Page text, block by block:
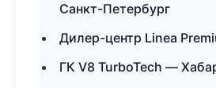
Санкт-Петербург
Дилер-центр Linea
ГК V8 TurboTech —